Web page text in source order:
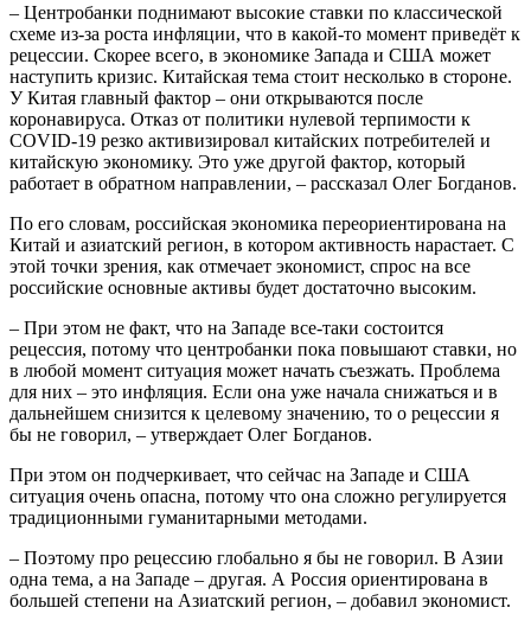
– Центробанки поднимают высокие ставки по классической
схеме из-за роста инфляции, что в какой-то момент приведёт к
рецессии. Скорее всего, в экономике Запада и США может
наступить кризис. Китайская тема стоит несколько в стороне.
У Китая главный фактор – они открываются после
коронавируса. Отказ от политики нулевой терпимости к
COVID-19 резко активизировал китайских потребителей и
китайскую экономику. Это уже другой фактор, который
работает в обратном направлении, – рассказал Олег Богданов.
По его словам, российская экономика переориентирована на
Китай и азиатский регион, в котором активность нарастает. С
этой точки зрения, как отмечает экономист, спрос на все
российские основные активы будет достаточно высоким.
– При этом не факт, что на Западе все-таки состоится
рецессия, потому что центробанки пока повышают ставки, но
в любой момент ситуация может начать съезжать. Проблема
для них – это инфляция. Если она уже начала снижаться и в
дальнейшем снизится к целевому значению, то о рецессии я
бы не говорил, – утверждает Олег Богданов.
При этом он подчеркивает, что сейчас на Западе и США
ситуация очень опасна, потому что она сложно регулируется
традиционными гуманитарными методами.
– Поэтому про рецессию глобально я бы не говорил. В Азии
одна тема, а на Западе – другая. А Россия ориентирована в
большей степени на Азиатский регион, – добавил экономист.